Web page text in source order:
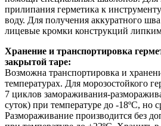
прилипания герметика к
воду. Для получения аккуратного
лицевые кромки конструкций
Хранение и транспортировка
закрытой таре:
Возможна транспортировка и
температурах. Для морозостойкого
7 циклов замораживания-
суток) при температуре до -18ºС, но
Размораживание производится без